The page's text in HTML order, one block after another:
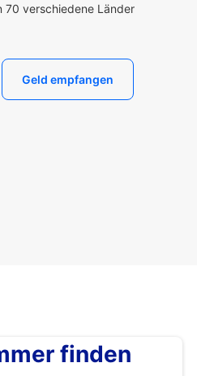
70 verschiedene Länder
Geld empfangen
finden